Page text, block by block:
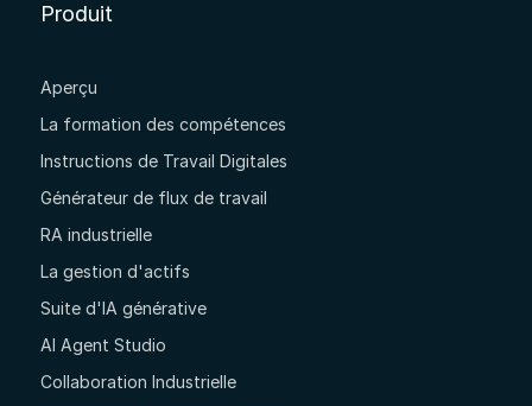
Produit
Aperçu
La formation des compétences
Instructions de Travail Digitales
Générateur de flux de travail
RA industrielle
La gestion d'actifs
Suite d'IA générative
AI Agent Studio
Collaboration Industrielle